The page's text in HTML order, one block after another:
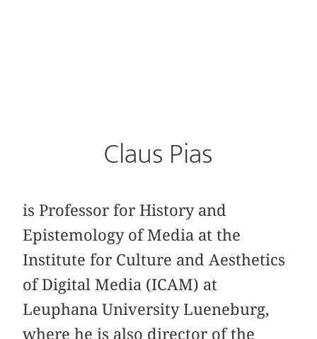
Claus Pias
is Professor for History and
Epistemology of Media at the
Institute for Culture and Aesthetics
of Digital Media (ICAM) at
Leuphana University Lueneburg,
where he is also director of the